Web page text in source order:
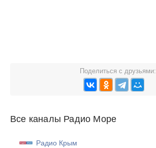
Поделиться с друзьями:
Все каналы Радио Море
Радио Крым